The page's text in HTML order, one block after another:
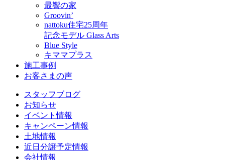
最響の家
Groovin’
nattoku住宅25周年
記念モデル Glass Arts
Blue Style
キママプラス
施工事例
お客さまの声
スタッフブログ
お知らせ
イベント情報
キャンペーン情報
土地情報
近日分譲予定情報
会社情報